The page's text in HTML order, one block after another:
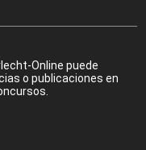
Online puede
o publicaciones en